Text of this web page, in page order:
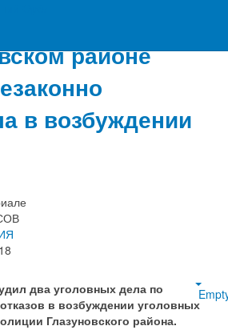
районе
в возбуждении
два уголовных дела по
в возбуждении уголовных
Глазуновского района.